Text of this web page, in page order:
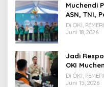
Muchendi
ASN, TNI,
Royong
Di OKI,
Juni 18, 2026
Jadi
OKI
ke Petugas
Di OKI,
Juni 15, 2026